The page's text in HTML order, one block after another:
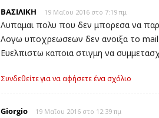
ΒΑΣΙΛΙΚΗ 19 Μαΐου 2016 στο 7:19 πμ
Λυπαμαι πολυ που δεν μπορεσα να
Λογω υποχρεωσεων δεν ανοιξα το mail
Ευελπιστω καποια στιγμη να
Συνδεθείτε για να αφήσετε ένα σχόλιο
Giorgio 19 Μαΐου 2016 στο 12:39 πμ